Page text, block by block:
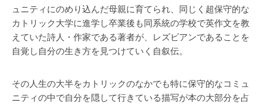
ュニティにのめり込んだ母親に育てられ、同じく超保守的な
カトリック大学に進学し卒業後も同系統の学校で英作文を教
えていた詩人・作家である著者が、レズビアンであることを
自覚し自分の生き方を見つけていく自叙伝。
その人生の大半をカトリックのなかでも特に保守的なコミュ
ニティの中で自分を隠して行きている描写が本の大部分を占